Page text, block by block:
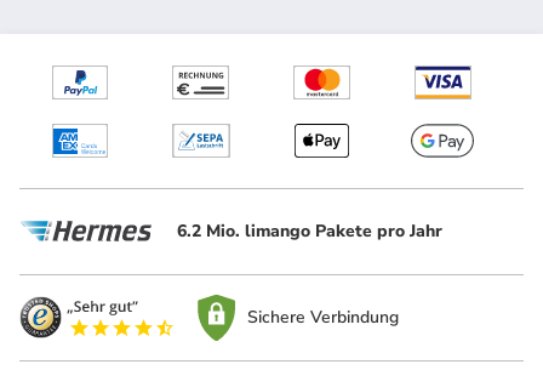
6.2 Mio. limango Pakete pro Jahr
Sichere Verbindung